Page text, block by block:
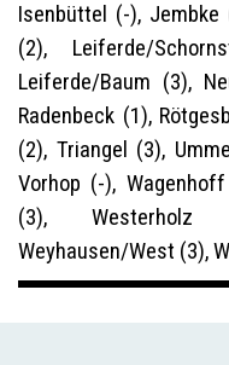
Isenbüttel (-), Jembke
(2), Leiferde/
Leiferde/Baum (3),
Radenbeck (1),
(2), Triangel (3),
Vorhop (-),
(3), Westerholz
Weyhausen/West (3),